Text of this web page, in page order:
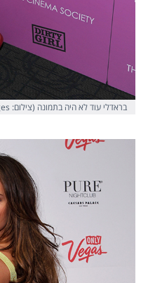
בראדלי עוד לא היה בתמונה (צילום: Stephen Lovekin/Getty Images)